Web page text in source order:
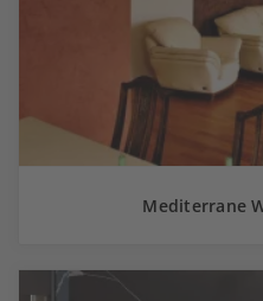
Mediterrane